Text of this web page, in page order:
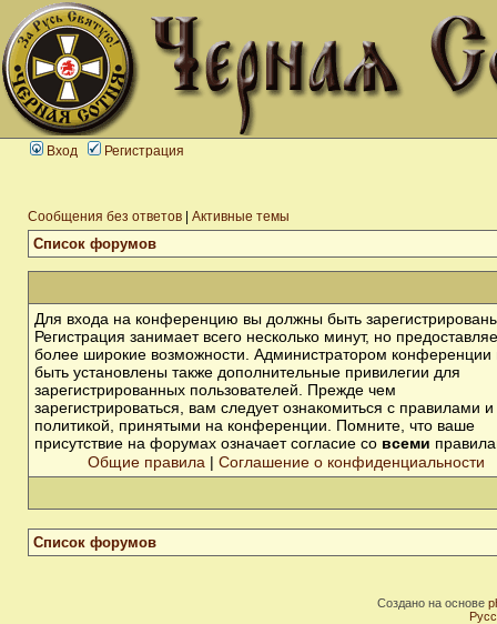
Вход Регистрация
Сообщения без ответов Активные темы
Список форумов
Для входа на конференцию вы должны быть
Регистрация занимает всего несколько минут, но
более широкие возможности. Администратором конференции
быть установлены также дополнительные привилегии для
зарегистрированных пользователей. Прежде чем
зарегистрироваться, вам следует ознакомиться с правилами и
политикой, принятыми на конференции. Помните, что ваше
присутствие на форумах означает согласие со всеми
Общие правила | Соглашение о конфиденциальности
Список форумов
Создано на основе